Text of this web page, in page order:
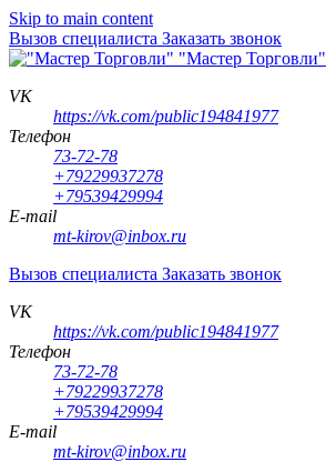
Skip to main content
Вызов специалиста Заказать звонок
"Мастер Торговли"
VK
https://vk.com/public194841977
Телефон
73-72-78
+79229937278
+79539429994
E-mail
mt-kirov@inbox.ru
Вызов специалиста Заказать звонок
VK
https://vk.com/public194841977
Телефон
73-72-78
+79229937278
+79539429994
E-mail
mt-kirov@inbox.ru